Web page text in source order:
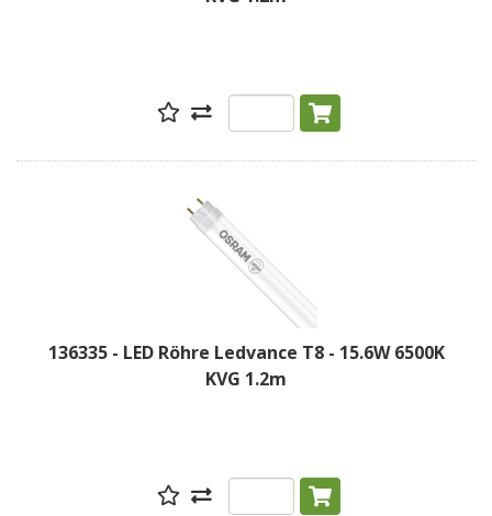
136335 - LED Röhre Ledvance T8 - 15.6W 6500K
KVG 1.2m